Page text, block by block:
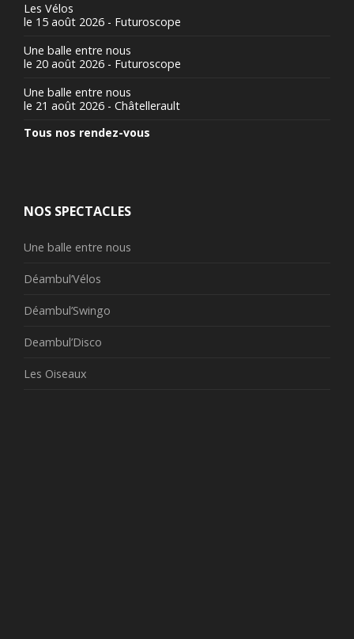
Les Vélos
le 15 août 2026 - Futuroscope
Une balle entre nous
le 20 août 2026 - Futuroscope
Une balle entre nous
le 21 août 2026 - Châtellerault
Tous nos rendez-vous
NOS SPECTACLES
Une balle entre nous
Déambul’Vélos
Déambul’Swingo
Deambul’Disco
Les Oiseaux